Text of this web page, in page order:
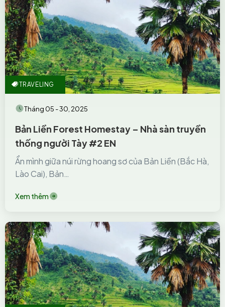
TRAVELING
Tháng 05 - 30, 2025
Bản Liền Forest Homestay – Nhà sàn truyền
thống người Tày #2 EN
Ẩn mình giữa núi rừng hoang sơ của Bản Liền (Bắc Hà,
Lào Cai), Bản…
Xem thêm